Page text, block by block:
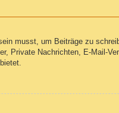
musst, um Beiträge zu
Private Nachrichten, E-Mail-